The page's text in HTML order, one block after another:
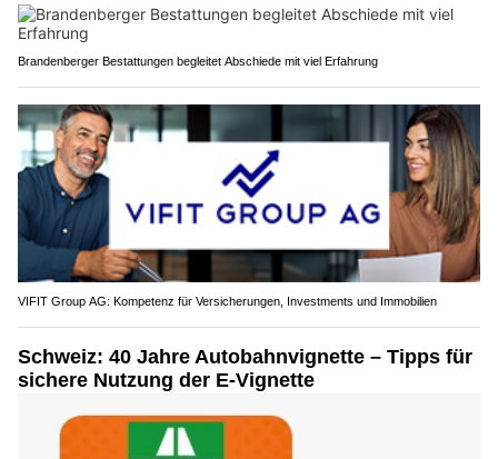
Brandenberger Bestattungen begleitet Abschiede mit viel Erfahrung
VIFIT Group AG: Kompetenz für Versicherungen, Investments und Immobilien
Schweiz: 40 Jahre Autobahnvignette – Tipps für
sichere Nutzung der E-Vignette